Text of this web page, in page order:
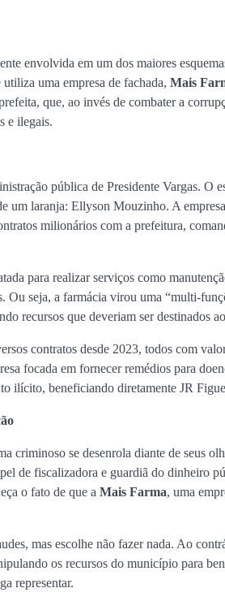
envolvida em um dos maiores
uma empresa de fachada, Mais
que, ao invés de combater a
e ilegais.
pública de Presidente Vargas. O
um laranja: Ellyson Mouzinho. A
milionários com a prefeitura,
para realizar serviços como
Ou seja, a farmácia virou uma “multi-
recursos que deveriam ser destinados
contratos desde 2023, todos com
focada em fornecer remédios para
ilícito, beneficiando diretamente JR
criminoso se desenrola diante de seus
de fiscalizadora e guardiã do dinheiro
o fato de que a Mais Farma, uma
mas escolhe não fazer nada. Ao
os recursos do município para
representar.
Jan